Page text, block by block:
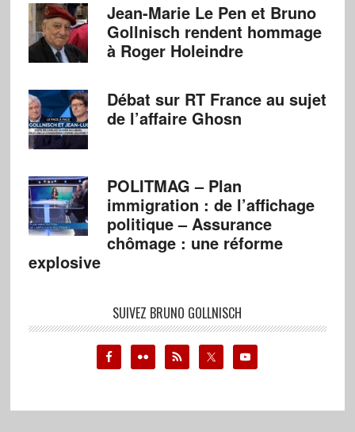
Jean-Marie Le Pen et Bruno
Gollnisch rendent hommage
à Roger Holeindre
Débat sur RT France au sujet
de l’affaire Ghosn
POLITMAG – Plan
immigration : de l’affichage
politique – Assurance
chômage : une réforme
explosive
SUIVEZ BRUNO GOLLNISCH